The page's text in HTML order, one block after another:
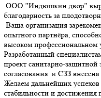
ООО "Индюшкин двор"
благодарность за
Ваша организация
опытного партнёра,
высоком профессиональном
Разработанный
проект санитарно-
согласования и СЗЗ
Желаем дальнейших успехов
стабильности и достижения